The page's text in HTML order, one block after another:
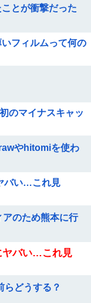
とが衝撃だった
フィルムって何の
のマイナスキャッ
やhitomiを使わ
バい…これ見
アのため熊本に行
ヤバい…これ見
どうする？